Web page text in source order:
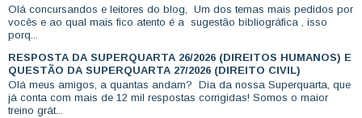
Olá concursandos e leitores do blog, Um dos temas mais pedidos por
vocês e ao qual mais fico atento é a sugestão bibliográfica , isso
porq...
RESPOSTA DA SUPERQUARTA 26/2026 (DIREITOS HUMANOS) E
QUESTÃO DA SUPERQUARTA 27/2026 (DIREITO CIVIL)
Olá meus amigos, a quantas andam? Dia da nossa Superquarta, que
já conta com mais de 12 mil respostas corrigidas! Somos o maior
treino grát...